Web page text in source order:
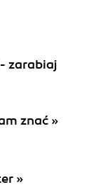
zarabiaj
znać »
»